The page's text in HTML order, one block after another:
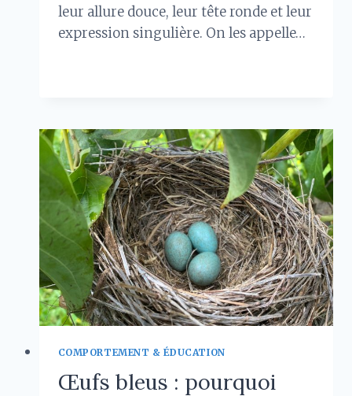
leur allure douce, leur tête ronde et leur
expression singulière. On les appelle…
:
APERÇU
DES
RACES
ET
CONSEILS
DE
SOINS
COMPORTEMENT & ÉDUCATION
Œufs bleus : pourquoi